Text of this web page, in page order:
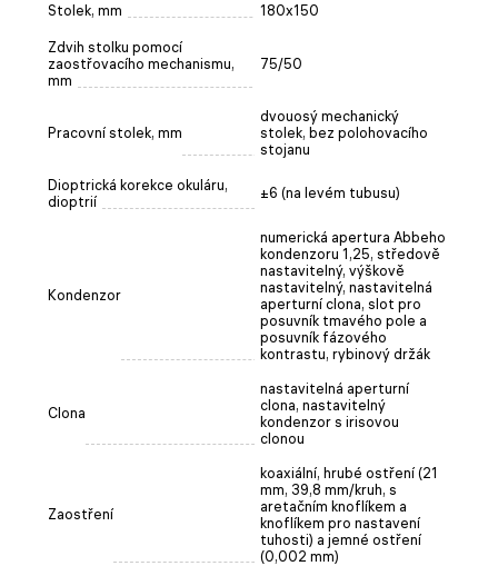
Stolek, mm 180x150
Zdvih stolku pomocí
zaostřovacího mechanismu,
mm
75/50
Pracovní stolek, mm
dvouosý mechanický
stolek, bez polohovacího
stojanu
Dioptrická korekce okuláru,
dioptrií
±6 (na levém tubusu)
Kondenzor
numerická apertura Abbeho
kondenzoru 1,25, středově
nastavitelný, výškově
nastavitelný, nastavitelná
aperturní clona, slot pro
posuvník tmavého pole a
posuvník fázového
kontrastu, rybinový držák
Clona
nastavitelná aperturní
clona, nastavitelný
kondenzor s irisovou
clonou
Zaostření
koaxiální, hrubé ostření (21
mm, 39,8 mm/kruh, s
aretačním knoflíkem a
knoflíkem pro nastavení
tuhosti) a jemné ostření
(0,002 mm)